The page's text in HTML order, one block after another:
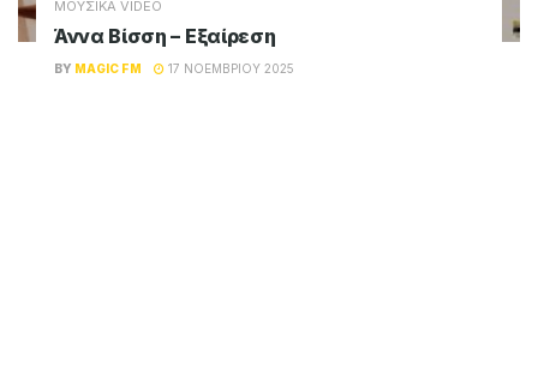
ΜΟΥΣΙΚΑ VIDEO
Άννα Βίσση – Εξαίρεση
BY MAGIC FM 17 ΝΟΕΜΒΡΊΟΥ 2025